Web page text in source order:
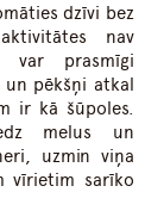
dzīvi bez
nav
var prasmīgi
pēkšņi atkal
ir kā šūpoles.
melus un
uzmin viņa
vīrietim sarīko